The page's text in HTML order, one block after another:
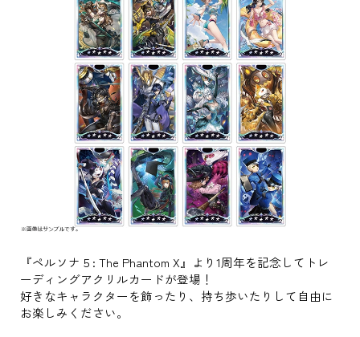
『ペルソナ５: The Phantom X』より1周年を記念してトレ
ーディングアクリルカードが登場！
好きなキャラクターを飾ったり、持ち歩いたりして自由に
お楽しみください。